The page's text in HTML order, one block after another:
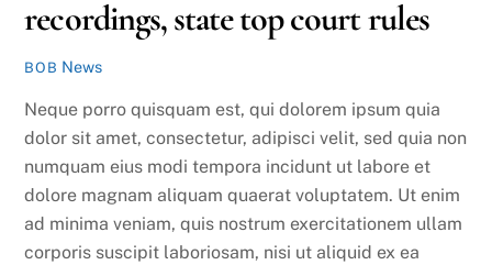
recordings, state top court rules
BOB News
Neque porro quisquam est, qui dolorem ipsum quia
dolor sit amet, consectetur, adipisci velit, sed quia non
numquam eius modi tempora incidunt ut labore et
dolore magnam aliquam quaerat voluptatem. Ut enim
ad minima veniam, quis nostrum exercitationem ullam
corporis suscipit laboriosam, nisi ut aliquid ex ea